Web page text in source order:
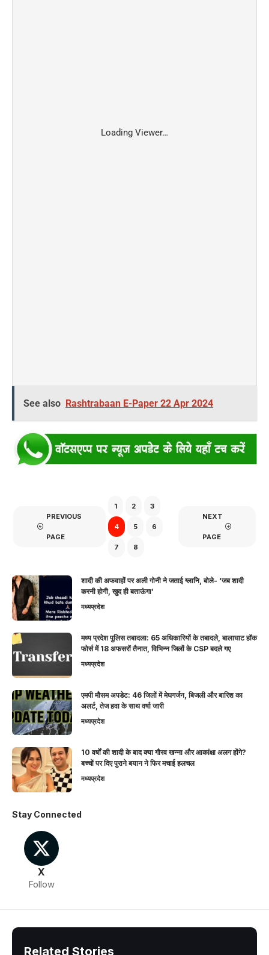
Loading Viewer…
See also Rashtrabaan E-Paper 22 Apr 2024
PREVIOUS
PAGE
1 2 3
4 5 6
7 8
NEXT
PAGE
शादी की अफवाहों पर अली गोनी ने जताई ग्लानि, बोले- ‘जब शादी
करनी होगी, खुद ही बताऊंगा’
मध्यप्रदेश
मध्य प्रदेश पुलिस तबादला: 65 अधिकारियों के तबादले, बालाघाट हॉक
फोर्स में 18 अफसरों तैनात, विभिन्न जिलों के CSP बदले गए
मध्यप्रदेश
एमपी मौसम अपडेट: 46 जिलों में मेघगर्जन, बिजली और बारिश का
अलर्ट, तेज हवा के साथ वर्षा जारी
मध्यप्रदेश
10 वर्षों की शादी के बाद क्या गौरव खन्ना और आकांक्षा अलग होंगे?
बच्चों पर दिए पुराने बयान ने फिर मचाई हलचल
मध्यप्रदेश
Stay Connected
X
Follow
Related Stories